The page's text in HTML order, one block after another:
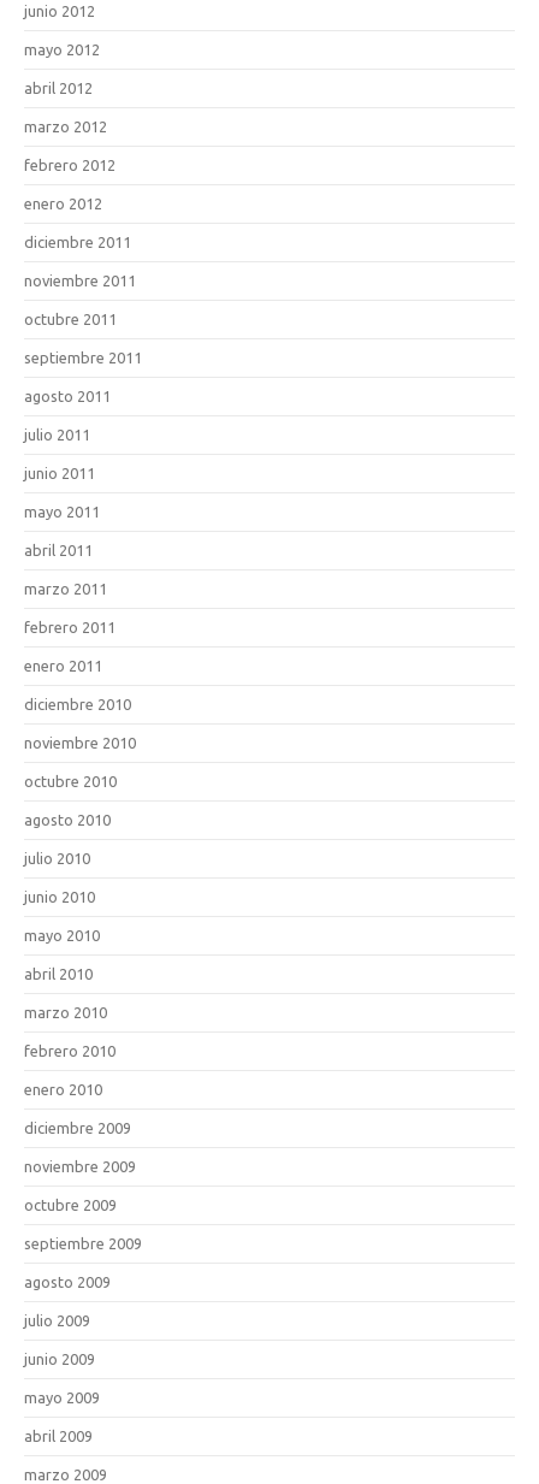
junio 2012
mayo 2012
abril 2012
marzo 2012
febrero 2012
enero 2012
diciembre 2011
noviembre 2011
octubre 2011
septiembre 2011
agosto 2011
julio 2011
junio 2011
mayo 2011
abril 2011
marzo 2011
febrero 2011
enero 2011
diciembre 2010
noviembre 2010
octubre 2010
agosto 2010
julio 2010
junio 2010
mayo 2010
abril 2010
marzo 2010
febrero 2010
enero 2010
diciembre 2009
noviembre 2009
octubre 2009
septiembre 2009
agosto 2009
julio 2009
junio 2009
mayo 2009
abril 2009
marzo 2009